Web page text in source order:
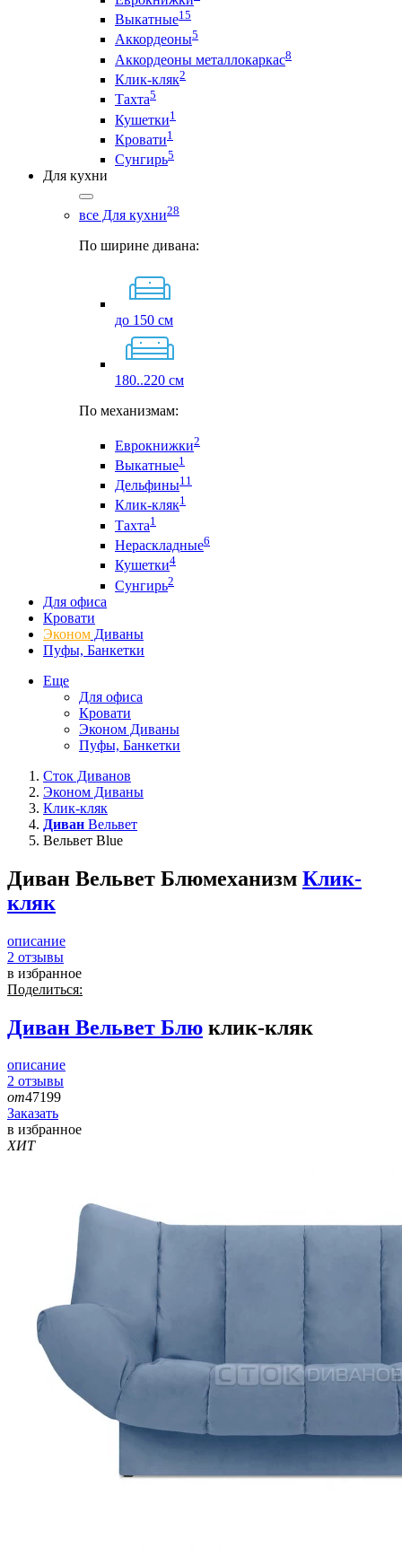
Выкатные15
Аккордеоны5
Аккордеоны металлокаркас8
Клик-кляк2
Тахта5
Кушетки1
Кровати1
Сунгирь5
Для кухни
все Для кухни28
По ширине дивана:
до 150 см
180..220 см
По механизмам:
Еврокнижки2
Выкатные1
Дельфины11
Клик-кляк1
Тахта1
Нераскладные6
Кушетки4
Сунгирь2
Для офиса
Кровати
Эконом Диваны
Пуфы, Банкетки
Еще
Для офиса
Кровати
Эконом Диваны
Пуфы, Банкетки
Сток Диванов
Эконом Диваны
Клик-кляк
Диван Вельвет
Вельвет Blue
Диван Вельвет Блюмеханизм Клик-
кляк
описание
2 отзывы
в избранное
Поделиться:
Диван Вельвет Блю клик-кляк
описание
2 отзывы
от47199
Заказать
в избранное
ХИТ